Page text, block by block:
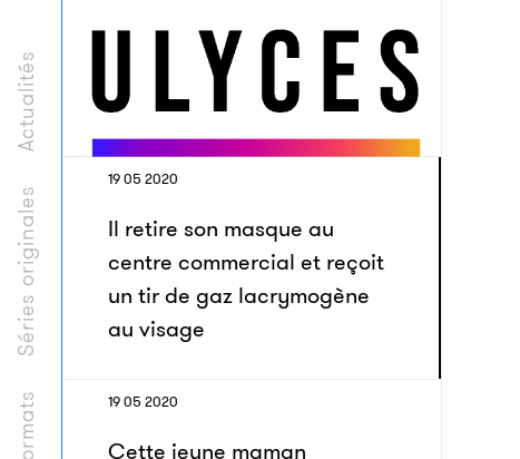
Séries originales
Actualités
19 05 2020
Il retire son masque au
centre commercial et reçoit
un tir de gaz lacrymogène
au visage
19 05 2020
Cette jeune maman